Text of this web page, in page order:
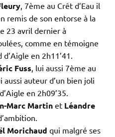
, 7ème au Crêt d’Eau il
remis de son entorse à la
23 avril dernier à
comme en témoigne
en 2h11’41.
Fuss, lui aussi 7ème au
aussi auteur d’un bien joli
en 2h09’35.
Marc Martin et Léandre
Morichaud qui malgré ses